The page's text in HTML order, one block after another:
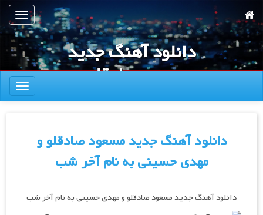
به
محتوای
اصلی
ناوبری
دانلود آهنگ جدید
مسعود صادقلو و
مهدی حسینی به
ناوبری
دانلود آهنگ جدید مسعود صادقلو و
مهدی حسینی به نام آخر شب
دانلود آهنگ جدید مسعود صادقلو و مهدی حسینی به نام آخر شب